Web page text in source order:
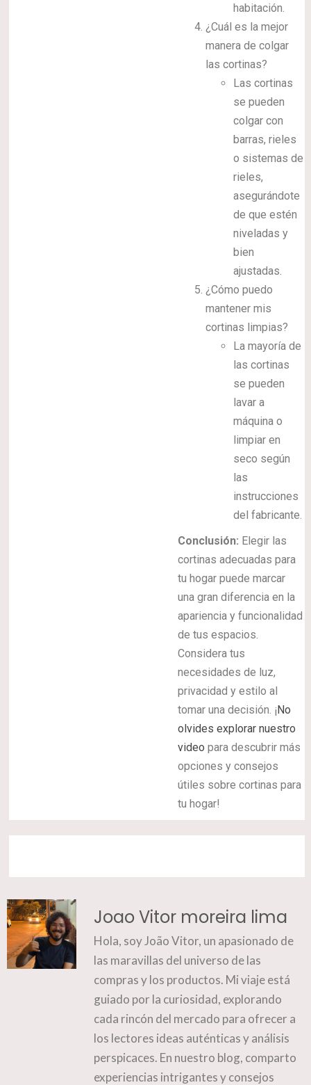
habitación.
¿Cuál es la mejor
manera de colgar
las cortinas?
Las cortinas
se pueden
colgar con
barras, rieles
o sistemas de
rieles,
asegurándote
de que estén
niveladas y
bien
ajustadas.
¿Cómo puedo
mantener mis
cortinas limpias?
La mayoría de
las cortinas
se pueden
lavar a
máquina o
limpiar en
seco según
las
instrucciones
del fabricante.
Conclusión: Elegir las
cortinas adecuadas para
tu hogar puede marcar
una gran diferencia en la
apariencia y funcionalidad
de tus espacios.
Considera tus
necesidades de luz,
privacidad y estilo al
tomar una decisión. ¡No
olvides explorar nuestro
video para descubrir más
opciones y consejos
útiles sobre cortinas para
tu hogar!
Joao Vitor moreira lima
Hola, soy João Vitor, un apasionado de
las maravillas del universo de las
compras y los productos. Mi viaje está
guiado por la curiosidad, explorando
cada rincón del mercado para ofrecer a
los lectores ideas auténticas y análisis
perspicaces. En nuestro blog, comparto
experiencias intrigantes y consejos